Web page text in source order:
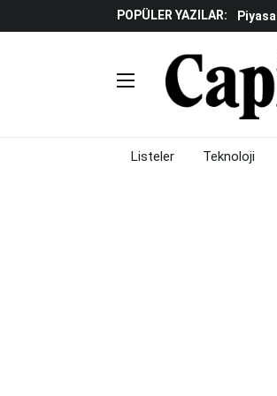
POPÜLER YAZILAR:
Yapay
Döviz
Listeler Teknoloji